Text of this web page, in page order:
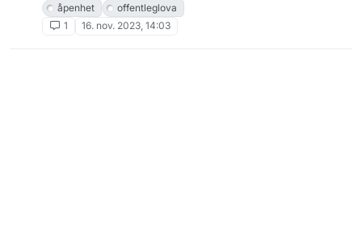
åpenhet
offentleglova
1
16. nov. 2023, 14:03